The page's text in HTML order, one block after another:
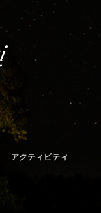
アクティビティ